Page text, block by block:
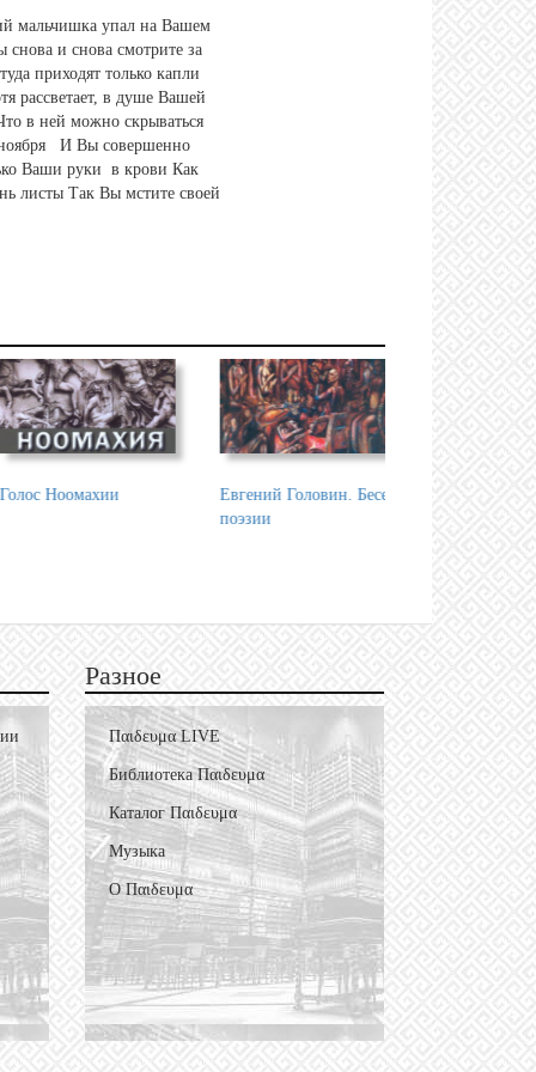
Александра
Черная Вода
Betelgeuse (In Fall
Believe - English)
Разное
Пαιδευμα LIVE
Библиотека Пαιδευμα
Каталог Пαιδευμα
Музыка
О Пαιδευμα